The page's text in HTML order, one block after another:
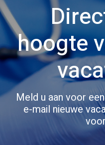
hoogte
Meld u aan voor
e-mail nieuwe